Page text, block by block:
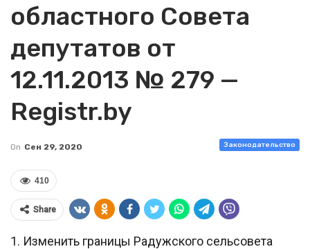
областного Совета
депутатов от
12.11.2013 № 279 —
Registr.by
Законодательство
On Сен 29, 2020
410
Share
1. Изменить границы Радужского сельсовета